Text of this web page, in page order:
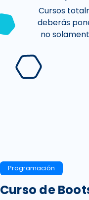
Cursos
deberás
no
Programación
Curso de